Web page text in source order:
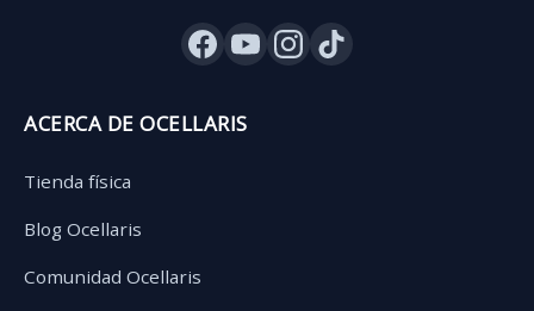
ACERCA DE OCELLARIS
Tienda física
Blog Ocellaris
Comunidad Ocellaris